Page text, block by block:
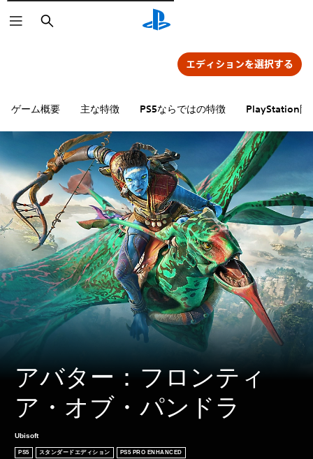
検
索
ゲーム概要 主な特徴 PS5ならではの特徴 PlayStation限
エディションを選択する
アバター：フロンティ
ア・オブ・パンドラ
Ubisoft
PS5 スタンダードエディション PS5 PRO ENHANCED